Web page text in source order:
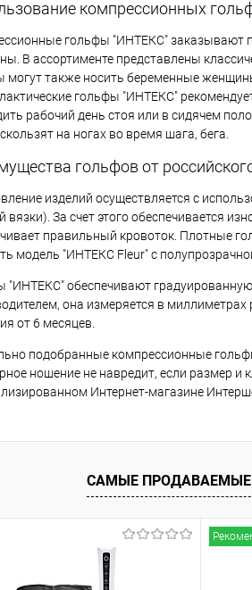
компрессионных
гольфы "ИНТЕКС" заказывают
В ассортименте представлены
могут также носить беременные
гольфы "ИНТЕКС"
рабочий день стоя или в сидячем
на ногах во время шага, бега.
гольфов от
изделий осуществляется с
вязки). За счет этого обеспечивается
правильный кровоток. Плотные
модель "ИНТЕКС Fleur" с
"ИНТЕКС" обеспечивают
она измеряется в миллиметрах
от 6 месяцев.
подобранные компрессионные
ношение не навредит, если размер
Интернет-магазине
САМЫЕ